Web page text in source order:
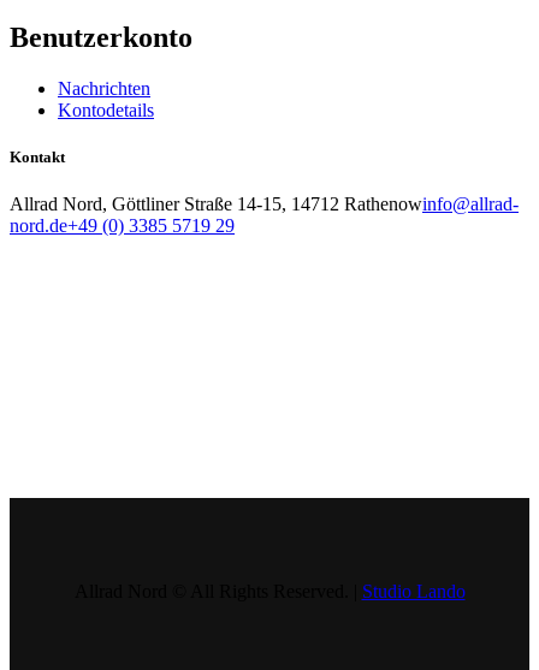
Benutzerkonto
Nachrichten
Kontodetails
Kontakt
Allrad Nord, Göttliner Straße 14-15, 14712 Rathenowinfo@allrad-
nord.de+49 (0) 3385 5719 29
Studio Lando